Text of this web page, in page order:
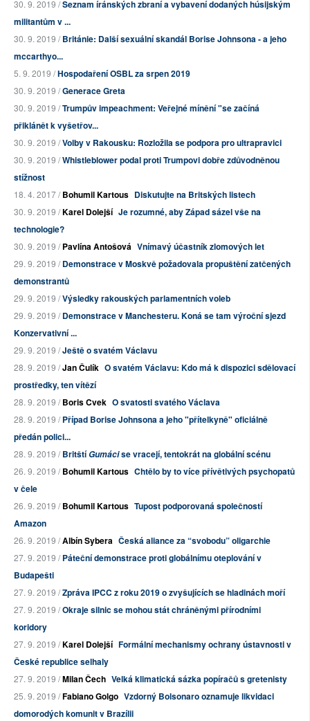
30. 9. 2019 /Seznam íránských zbraní a vybavení dodaných húsijským
militantům v ...
30. 9. 2019 /Británie: Další sexuální skandál Borise Johnsona - a jeho
mccarthyo...
5. 9. 2019 /Hospodaření OSBL za srpen 2019
30. 9. 2019 /Generace Greta
30. 9. 2019 /Trumpův impeachment: Veřejné mínění "se začíná
přiklánět k vyšetřov...
30. 9. 2019 /Volby v Rakousku: Rozložila se podpora pro ultrapravici
30. 9. 2019 /Whistleblower podal proti Trumpovi dobře zdůvodněnou
stížnost
18. 4. 2017 /Bohumil Kartous Diskutujte na Britských listech
30. 9. 2019 /Karel Dolejší Je rozumné, aby Západ sázel vše na
technologie?
30. 9. 2019 /Pavlína Antošová Vnímavý účastník zlomových let
29. 9. 2019 /Demonstrace v Moskvě požadovala propuštění zatčených
demonstrantů
29. 9. 2019 /Výsledky rakouských parlamentních voleb
29. 9. 2019 /Demonstrace v Manchesteru. Koná se tam výroční sjezd
Konzervativní ...
29. 9. 2019 /Ještě o svatém Václavu
28. 9. 2019 /Jan Čulík O svatém Václavu: Kdo má k dispozici sdělovací
prostředky, ten vítězí
28. 9. 2019 /Boris Cvek O svatosti svatého Václava
28. 9. 2019 /Případ Borise Johnsona a jeho "přítelkyně" oficiálně
předán polici...
28. 9. 2019 /BritštíGumácise vracejí, tentokrát na globální scénu
26. 9. 2019 /Bohumil Kartous Chtělo by to více přívětivých psychopatů
v čele
26. 9. 2019 /Bohumil Kartous Tupost podporovaná společností
Amazon
26. 9. 2019 /Albín Sybera Česká aliance za “svobodu” oligarchie
27. 9. 2019 /Páteční demonstrace proti globálnímu oteplování v
Budapešti
27. 9. 2019 /Zpráva IPCC z roku 2019 o zvyšujících se hladinách moří
27. 9. 2019 /Okraje silnic se mohou stát chráněnými přírodními
koridory
27. 9. 2019 /Karel Dolejší Formální mechanismy ochrany ústavnosti v
České republice selhaly
27. 9. 2019 /Milan Čech Velká klimatická sázka popíračů s gretenisty
25. 9. 2019 /Fabiano Golgo Vzdorný Bolsonaro oznamuje likvidaci
domorodých komunit v Brazílii